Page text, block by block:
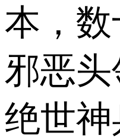
本，数
邪恶
绝世